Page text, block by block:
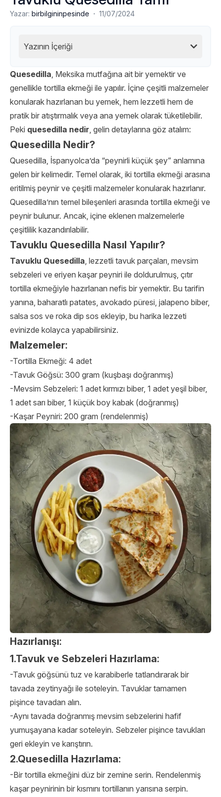
Yazar: birbilgininpesinde · 11/07/2024
Yazının İçeriği
Quesedilla, Meksika mutfağına ait bir yemektir ve
genellikle tortilla ekmeği ile yapılır. İçine çeşitli malzemeler
konularak hazırlanan bu yemek, hem lezzetli hem de
pratik bir atıştırmalık veya ana yemek olarak tüketilebilir.
Peki quesedilla nedir, gelin detaylarına göz atalım:
Quesedilla Nedir?
Quesedilla, İspanyolca’da “peynirli küçük şey” anlamına
gelen bir kelimedir. Temel olarak, iki tortilla ekmeği arasına
eritilmiş peynir ve çeşitli malzemeler konularak hazırlanır.
Quesedilla’nın temel bileşenleri arasında tortilla ekmeği ve
peynir bulunur. Ancak, içine eklenen malzemelerle
çeşitlilik kazandırılabilir.
Tavuklu Quesedilla Nasıl Yapılır?
Tavuklu Quesedilla, lezzetli tavuk parçaları, mevsim
sebzeleri ve eriyen kaşar peyniri ile doldurulmuş, çıtır
tortilla ekmeğiyle hazırlanan nefis bir yemektir. Bu tarifin
yanına, baharatlı patates, avokado püresi, jalapeno biber,
salsa sos ve roka dip sos ekleyip, bu harika lezzeti
evinizde kolayca yapabilirsiniz.
Malzemeler:
-Tortilla Ekmeği: 4 adet
-Tavuk Göğsü: 300 gram (kuşbaşı doğranmış)
-Mevsim Sebzeleri: 1 adet kırmızı biber, 1 adet yeşil biber,
1 adet sarı biber, 1 küçük boy kabak (doğranmış)
-Kaşar Peyniri: 200 gram (rendelenmiş)
Hazırlanışı:
1.Tavuk ve Sebzeleri Hazırlama:
-Tavuk göğsünü tuz ve karabiberle tatlandırarak bir
tavada zeytinyağı ile soteleyin. Tavuklar tamamen
pişince tavadan alın.
-Aynı tavada doğranmış mevsim sebzelerini hafif
yumuşayana kadar soteleyin. Sebzeler pişince tavukları
geri ekleyin ve karıştırın.
2.Quesedilla Hazırlama:
-Bir tortilla ekmeğini düz bir zemine serin. Rendelenmiş
kaşar peynirinin bir kısmını tortillanın yarısına serpin.